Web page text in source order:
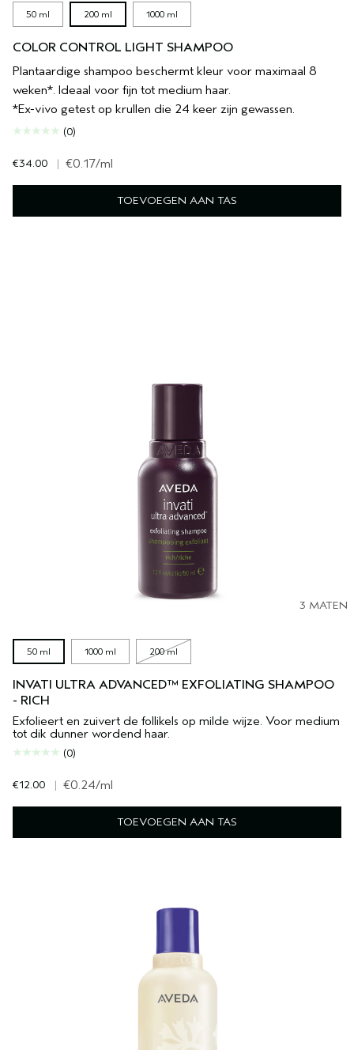
50 ml 200 ml 1000 ml
COLOR CONTROL LIGHT SHAMPOO
Plantaardige shampoo beschermt kleur voor maximaal 8
weken*. Ideaal voor fijn tot medium haar.
*Ex-vivo getest op krullen die 24 keer zijn gewassen.
(0)
€34.00 | €0.17/ml
TOEVOEGEN AAN TAS
3 MATEN
50 ml 1000 ml 200 ml
INVATI ULTRA ADVANCED™ EXFOLIATING SHAMPOO
- RICH
Exfolieert en zuivert de follikels op milde wijze. Voor medium
tot dik dunner wordend haar.
(0)
€12.00 | €0.24/ml
TOEVOEGEN AAN TAS